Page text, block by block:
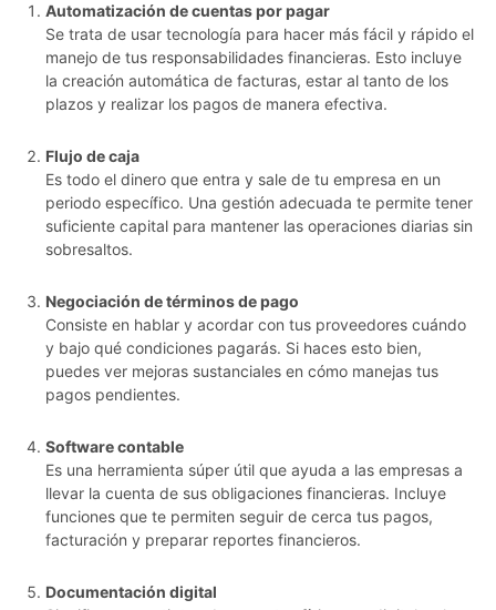
Automatización de cuentas por pagar
Se trata de usar tecnología para hacer más fácil y rápido el
manejo de tus responsabilidades financieras. Esto incluye
la creación automática de facturas, estar al tanto de los
plazos y realizar los pagos de manera efectiva.
Flujo de caja
Es todo el dinero que entra y sale de tu empresa en un
periodo específico. Una gestión adecuada te permite tener
suficiente capital para mantener las operaciones diarias sin
sobresaltos.
Negociación de términos de pago
Consiste en hablar y acordar con tus proveedores cuándo
y bajo qué condiciones pagarás. Si haces esto bien,
puedes ver mejoras sustanciales en cómo manejas tus
pagos pendientes.
Software contable
Es una herramienta súper útil que ayuda a las empresas a
llevar la cuenta de sus obligaciones financieras. Incluye
funciones que te permiten seguir de cerca tus pagos,
facturación y preparar reportes financieros.
Documentación digital